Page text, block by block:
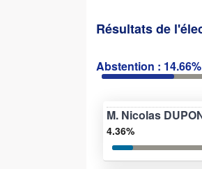
Résultats de
Abstention : 14.66%
M. Nicolas
4.36%